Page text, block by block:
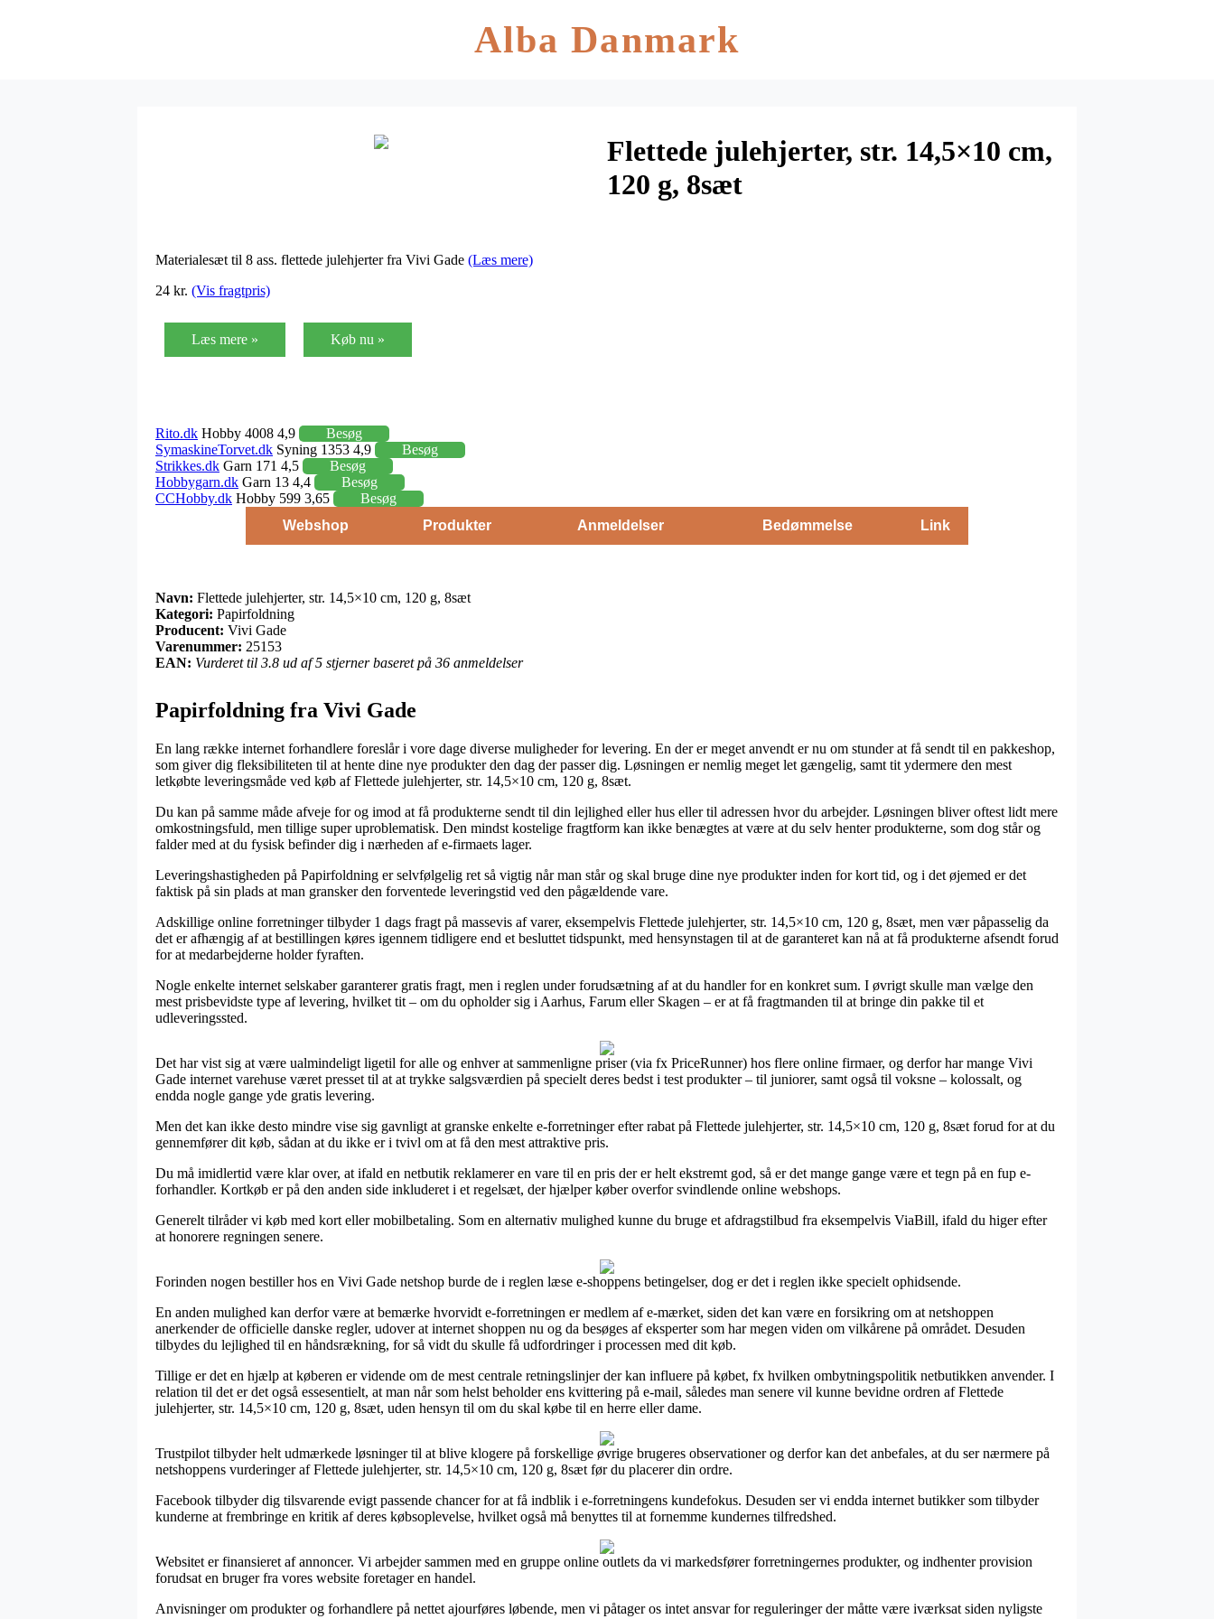
Alba Danmark
Flettede julehjerter, str. 14,5×10 cm,
120 g, 8sæt
Materialesæt til 8 ass. flettede julehjerter fra Vivi Gade (Læs mere)
24 kr. (Vis fragtpris)
Læs mere » Køb nu »
Rito.dk Hobby 4008 4,9
Besøg
SymaskineTorvet.dk Syning 1353 4,9
Besøg
Strikkes.dk Garn 171 4,5
Besøg
Hobbygarn.dk Garn 13 4,4
Besøg
CCHobby.dk Hobby 599 3,65
Besøg
Webshop
Produkter Anmeldelser Bedømmelse Link
Navn: Flettede julehjerter, str. 14,5×10 cm, 120 g, 8sæt
Kategori: Papirfoldning
Producent: Vivi Gade
Varenummer: 25153
EAN: Vurderet til 3.8 ud af 5 stjerner baseret på 36 anmeldelser
Papirfoldning fra Vivi Gade
En lang række internet forhandlere foreslår i vore dage diverse muligheder for levering. En der er meget anvendt er nu om stunder at få sendt til en pakkeshop,
som giver dig fleksibiliteten til at hente dine nye produkter den dag der passer dig. Løsningen er nemlig meget let gængelig, samt tit ydermere den mest
letkøbte leveringsmåde ved køb af Flettede julehjerter, str. 14,5×10 cm, 120 g, 8sæt.
Du kan på samme måde afveje for og imod at få produkterne sendt til din lejlighed eller hus eller til adressen hvor du arbejder. Løsningen bliver oftest lidt mere
omkostningsfuld, men tillige super uproblematisk. Den mindst kostelige fragtform kan ikke benægtes at være at du selv henter produkterne, som dog står og
falder med at du fysisk befinder dig i nærheden af e-firmaets lager.
Leveringshastigheden på Papirfoldning er selvfølgelig ret så vigtig når man står og skal bruge dine nye produkter inden for kort tid, og i det øjemed er det
faktisk på sin plads at man gransker den forventede leveringstid ved den pågældende vare.
Adskillige online forretninger tilbyder 1 dags fragt på massevis af varer, eksempelvis Flettede julehjerter, str. 14,5×10 cm, 120 g, 8sæt, men vær påpasselig da
det er afhængig af at bestillingen køres igennem tidligere end et besluttet tidspunkt, med hensynstagen til at de garanteret kan nå at få produkterne afsendt forud
for at medarbejderne holder fyraften.
Nogle enkelte internet selskaber garanterer gratis fragt, men i reglen under forudsætning af at du handler for en konkret sum. I øvrigt skulle man vælge den
mest prisbevidste type af levering, hvilket tit – om du opholder sig i Aarhus, Farum eller Skagen – er at få fragtmanden til at bringe din pakke til et
udleveringssted.
Det har vist sig at være ualmindeligt ligetil for alle og enhver at sammenligne priser (via fx PriceRunner) hos flere online firmaer, og derfor har mange Vivi
Gade internet varehuse været presset til at at trykke salgsværdien på specielt deres bedst i test produkter – til juniorer, samt også til voksne – kolossalt, og
endda nogle gange yde gratis levering.
Men det kan ikke desto mindre vise sig gavnligt at granske enkelte e-forretninger efter rabat på Flettede julehjerter, str. 14,5×10 cm, 120 g, 8sæt forud for at du
gennemfører dit køb, sådan at du ikke er i tvivl om at få den mest attraktive pris.
Du må imidlertid være klar over, at ifald en netbutik reklamerer en vare til en pris der er helt ekstremt god, så er det mange gange være et tegn på en fup e-
forhandler. Kortkøb er på den anden side inkluderet i et regelsæt, der hjælper køber overfor svindlende online webshops.
Generelt tilråder vi køb med kort eller mobilbetaling. Som en alternativ mulighed kunne du bruge et afdragstilbud fra eksempelvis ViaBill, ifald du higer efter
at honorere regningen senere.
Forinden nogen bestiller hos en Vivi Gade netshop burde de i reglen læse e-shoppens betingelser, dog er det i reglen ikke specielt ophidsende.
En anden mulighed kan derfor være at bemærke hvorvidt e-forretningen er medlem af e-mærket, siden det kan være en forsikring om at netshoppen
anerkender de officielle danske regler, udover at internet shoppen nu og da besøges af eksperter som har megen viden om vilkårene på området. Desuden
tilbydes du lejlighed til en håndsrækning, for så vidt du skulle få udfordringer i processen med dit køb.
Tillige er det en hjælp at køberen er vidende om de mest centrale retningslinjer der kan influere på købet, fx hvilken ombytningspolitik netbutikken anvender. I
relation til det er det også essesentielt, at man når som helst beholder ens kvittering på e-mail, således man senere vil kunne bevidne ordren af Flettede
julehjerter, str. 14,5×10 cm, 120 g, 8sæt, uden hensyn til om du skal købe til en herre eller dame.
Trustpilot tilbyder helt udmærkede løsninger til at blive klogere på forskellige øvrige brugeres observationer og derfor kan det anbefales, at du ser nærmere på
netshoppens vurderinger af Flettede julehjerter, str. 14,5×10 cm, 120 g, 8sæt før du placerer din ordre.
Facebook tilbyder dig tilsvarende evigt passende chancer for at få indblik i e-forretningens kundefokus. Desuden ser vi endda internet butikker som tilbyder
kunderne at frembringe en kritik af deres købsoplevelse, hvilket også må benyttes til at fornemme kundernes tilfredshed.
Websitet er finansieret af annoncer. Vi arbejder sammen med en gruppe online outlets da vi markedsfører forretningernes produkter, og indhenter provision
forudsat en bruger fra vores website foretager en handel.
Anvisninger om produkter og forhandlere på nettet ajourføres løbende, men vi påtager os intet ansvar for reguleringer der måtte være iværksat siden nyligste